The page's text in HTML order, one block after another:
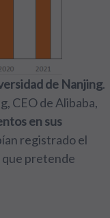
de Nanjing.
CEO de Alibaba,
en sus
registrado el
que pretende